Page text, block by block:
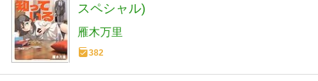
スペシャル)
雁木万里
382